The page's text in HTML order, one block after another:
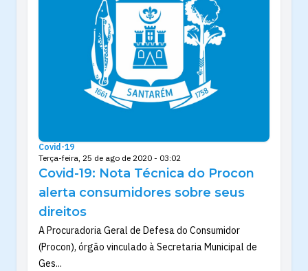
Covid-19
Terça-feira, 25 de ago de 2020 - 03:02
Covid-19: Nota Técnica do Procon
alerta consumidores sobre seus
direitos
A Procuradoria Geral de Defesa do Consumidor
(Procon), órgão vinculado à Secretaria Municipal de
Ges...